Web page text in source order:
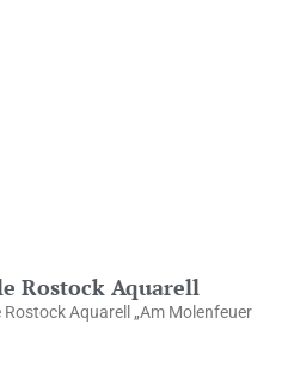
Rostock Aquarell
Aquarell „Am Molenfeuer